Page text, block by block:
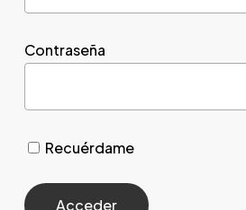
Contraseña
Recuérdame